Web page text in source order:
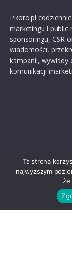
PRoto.pl
marketingu i public
sponsoringu, CSR
wiadomości,
kampanii, wywiady
komunikacji
Ta strona
najwyższym
że